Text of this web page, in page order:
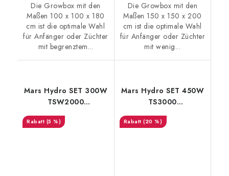
Die Growbox mit den
Maßen 100 x 100 x 180
cm ist die optimale Wahl
für Anfänger oder Züchter
mit begrenztem...
Die Growbox mit den
Maßen 150 x 150 x 200
cm ist die optimale Wahl
für Anfänger oder Züchter
mit wenig...
Mars Hydro SET 300W
TSW2000
120x120x200cm
(5 %)
Mars Hydro SET 450W
TS3000
150x150x200cm
(20 %)